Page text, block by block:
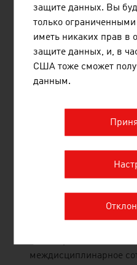
и добровольных
также системы
защиты.
TECHNISCHE
Технический
крупнейшее научно-
технических наук.
междисциплинарное
защите данных. Вы
только
иметь никаких прав в
защите данных, и, в
США тоже сможет
данным.